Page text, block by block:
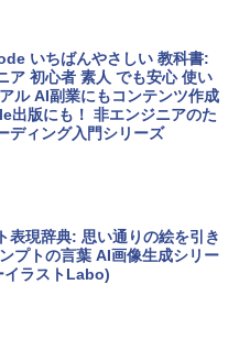
限定】 HP ノートパソコ
インチ 16GBメモリ 512GB
MacBook Air M5チップ搭載
ートブック：AIとApple Intell
16GBユニファイドメモリ、1
トカード - 1000 Robux 【限
ルアイテムを含む】 【オンラ
コード】 ロブロックス |オン
Office Home & Business 202
版)|オンラインコード版|Wind
いちばんやさしい 教科書:
ア 初心者 素人 でも安心 使い
ル AI副業にもコンテンツ作成
出版にも！ 非エンジニアのた
ディング入門シリーズ
表現辞典: 思い通りの絵を引き
プトの言葉 AI画像生成シリー
イラストLabo)